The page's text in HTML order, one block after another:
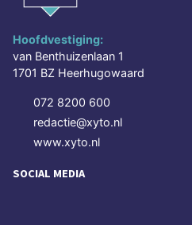
Hoofdvestiging:
van Benthuizenlaan 1
1701 BZ Heerhugowaard
072 8200 600
redactie@xyto.nl
www.xyto.nl
SOCIAL MEDIA